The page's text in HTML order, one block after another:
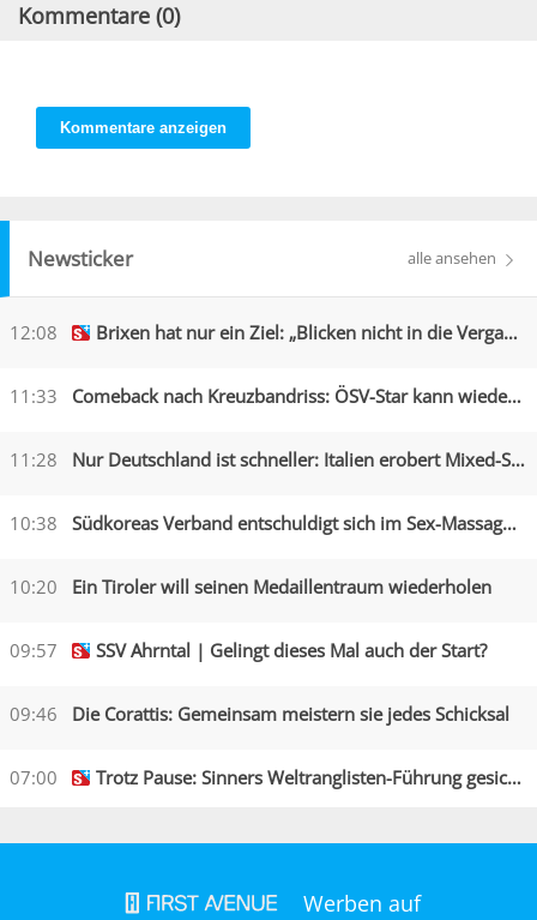
Kommentare (0)
Kommentare anzeigen
Newsticker alle ansehen
12:08 Brixen hat nur ein Ziel: „Blicken nicht in die Vergangenheit“
11:33 Comeback nach Kreuzbandriss: ÖSV-Star kann wieder lachen
11:28 Nur Deutschland ist schneller: Italien erobert Mixed-Silber
10:38 Südkoreas Verband entschuldigt sich im Sex-Massagen-Skandal
10:20 Ein Tiroler will seinen Medaillentraum wiederholen
09:57 SSV Ahrntal | Gelingt dieses Mal auch der Start?
09:46 Die Corattis: Gemeinsam meistern sie jedes Schicksal
07:00 Trotz Pause: Sinners Weltranglisten-Führung gesichert
Werben auf